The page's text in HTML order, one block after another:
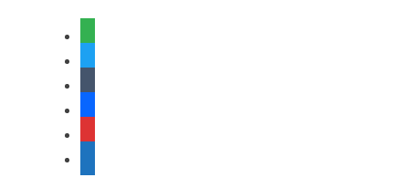
document